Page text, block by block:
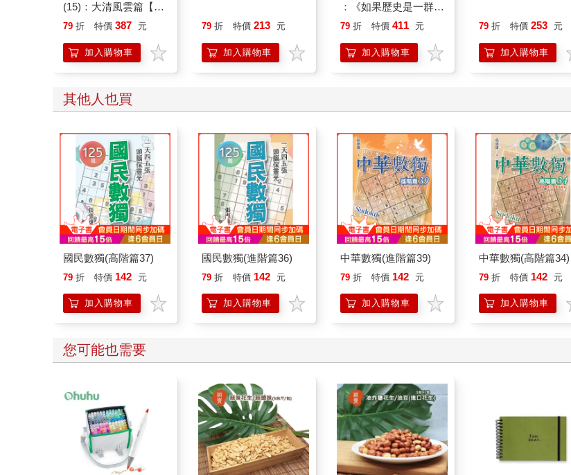
(15)：大清風雲篇【萌
貓漫畫學歷史】
79 折 特價 387 元
加入購物車
79 折 特價 213 元
加入購物車
：《如果歷史是一群
喵》作者最新力作，附
79 折 特價 411 元
加入購物車
79 折 特價 253 元
加入購物車
其他人也買
國民數獨(高階篇37)
79 折 特價 142 元
加入購物車
國民數獨(進階篇36)
79 折 特價 142 元
加入購物車
中華數獨(進階篇39)
79 折 特價 142 元
加入購物車
中華數獨(高階篇34)
79 折 特價 142 元
加入購物車
您可能也需要